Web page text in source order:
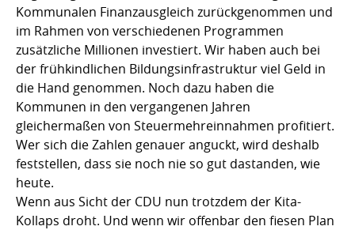
Kommunalen Finanzausgleich zurückgenommen und
im Rahmen von verschiedenen Programmen
zusätzliche Millionen investiert. Wir haben auch bei
der frühkindlichen Bildungsinfrastruktur viel Geld in
die Hand genommen. Noch dazu haben die
Kommunen in den vergangenen Jahren
gleichermaßen von Steuermehreinnahmen profitiert.
Wer sich die Zahlen genauer anguckt, wird deshalb
feststellen, dass sie noch nie so gut dastanden, wie
heute.
Wenn aus Sicht der CDU nun trotzdem der Kita-
Kollaps droht. Und wenn wir offenbar den fiesen Plan